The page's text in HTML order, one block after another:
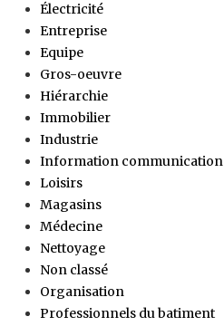
Électricité
Entreprise
Equipe
Gros-oeuvre
Hiérarchie
Immobilier
Industrie
Information communication
Loisirs
Magasins
Médecine
Nettoyage
Non classé
Organisation
Professionnels du batiment